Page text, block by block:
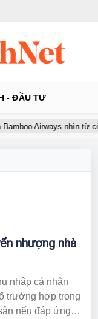
- ĐẦU TƯ
Airways nhìn từ
nhượng nhà
nhập cá nhân
trường hợp trong
nếu đáp ứng